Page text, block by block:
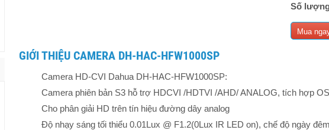
Số
Mua
GIỚI THIỆU CAMERA DH-HAC-HFW1000SP​
Camera HD-CVI Dahua DH-HAC-HFW1000SP:
Camera phiên bản S3 hỗ trợ HDCVI /HDTVI /AHD/ ANALOG, tích hợp
Cho phân giải HD trên tín hiệu đường dây analog
Độ nhạy sáng tối thiểu 0.01Lux @ F1.2(0Lux IR LED on), chế độ ngày